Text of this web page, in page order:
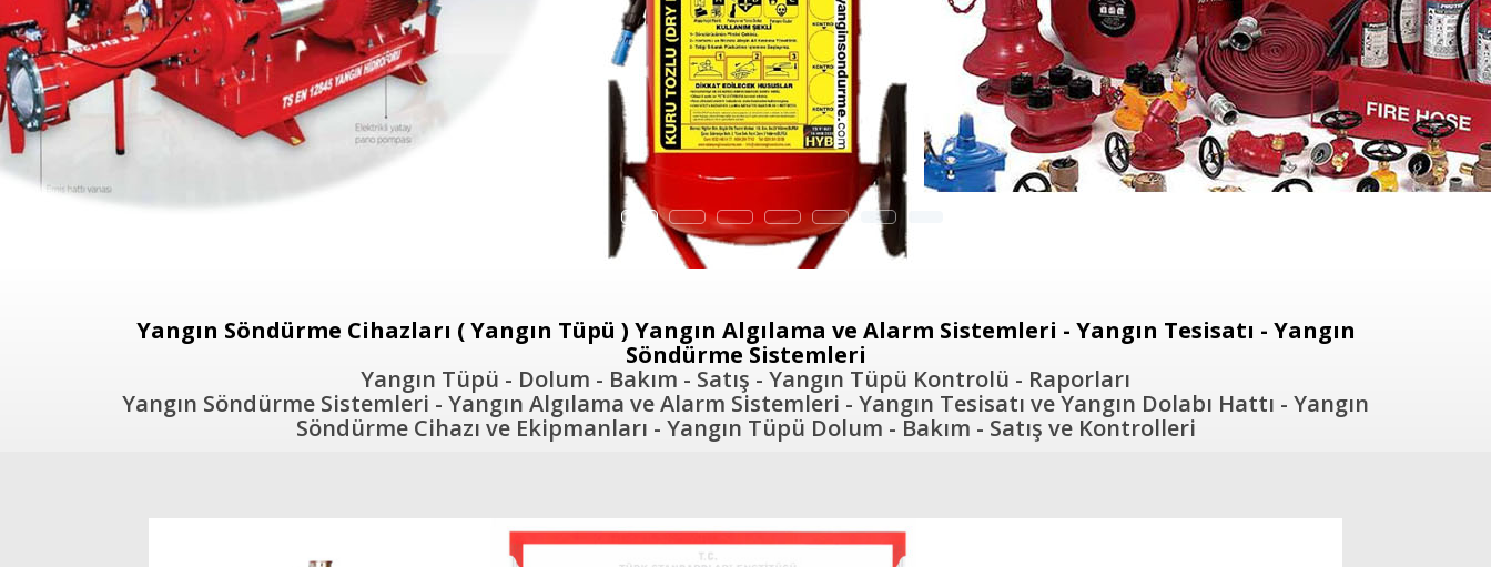
Yangın Söndürme Cihazları ( Yangın Tüpü ) Yangın Algılama ve Alarm Sistemleri - Yangın Tesisatı - Yangın
Söndürme Sistemleri
Yangın Tüpü - Dolum - Bakım - Satış - Yangın Tüpü Kontrolü - Raporları
Yangın Söndürme Sistemleri - Yangın Algılama ve Alarm Sistemleri - Yangın Tesisatı ve Yangın Dolabı Hattı - Yangın
Söndürme Cihazı ve Ekipmanları - Yangın Tüpü Dolum - Bakım - Satış ve Kontrolleri